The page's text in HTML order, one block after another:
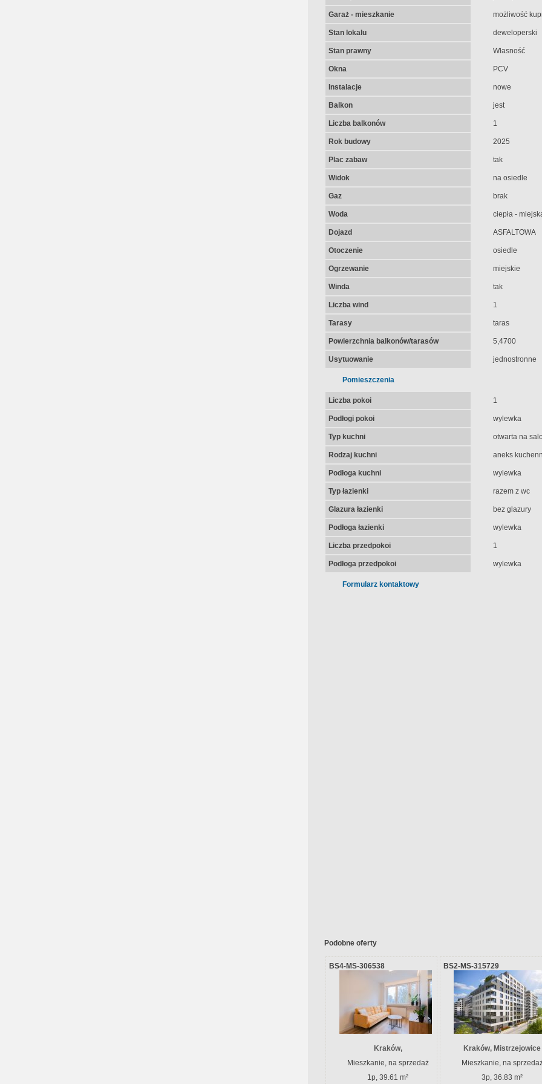
Garaż - mieszkanie możliwość
Stan lokalu deweloperski
Stan prawny Własność
Okna PCV
Instalacje nowe
Balkon jest
Liczba balkonów 1
Rok budowy 2025
Plac zabaw tak
Widok na osiedle
Gaz brak
Woda ciepła -
Dojazd ASFALTOWA
Otoczenie osiedle
Ogrzewanie miejskie
Winda tak
Liczba wind 1
Tarasy taras
Powierzchnia balkonów/tarasów 5,4700
Usytuowanie jednostronne
Pomieszczenia
Liczba pokoi 1
Podłogi pokoi wylewka
Typ kuchni otwarta na
Rodzaj kuchni aneks
Podłoga kuchni wylewka
Typ łazienki razem z wc
Glazura łazienki bez glazury
Podłoga łazienki wylewka
Liczba przedpokoi 1
Podłoga przedpokoi wylewka
Formularz kontaktowy
Podobne oferty
BS4-MS-306538
Kraków,
Mieszkanie, na sprzedaż
1p, 39.61 m²
BS2-MS-315729
Kraków, Mistrzejowice
Mieszkanie, na
3p, 36.83 m²